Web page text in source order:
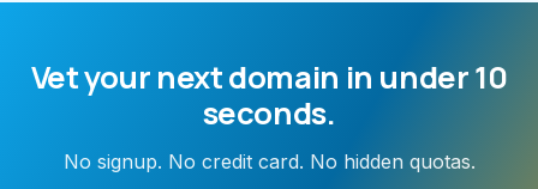
Vet your next domain in under 10
seconds.
No signup. No credit card. No hidden quotas.